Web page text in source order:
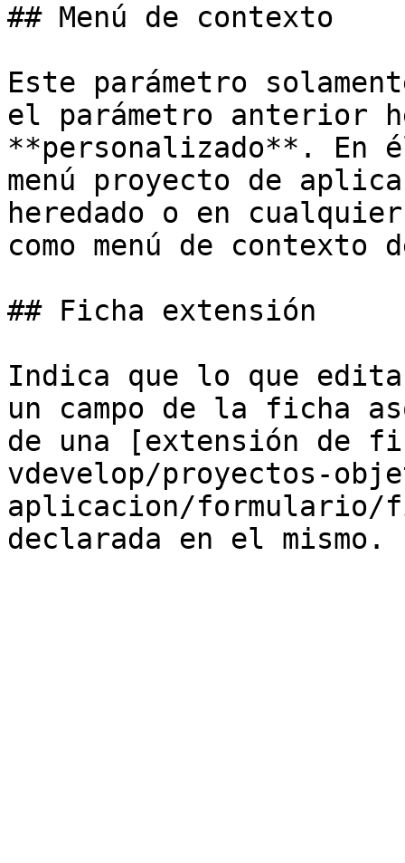
## Menú de contexto
Este parámetro
el parámetro anterior
**personalizado**. En
menú proyecto de
heredado o en
como menú de
## Ficha extensión
Indica que lo que
un campo de la ficha
de una [extensión de
vdevelop/proyectos-
aplicacion/formulario/